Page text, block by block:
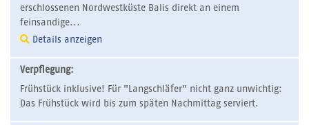
erschlossenen Nordwestküste Balis direkt an einem
feinsandige...
Details anzeigen
Verpflegung:
Frühstück inklusive! Für "Langschläfer" nicht ganz unwichtig:
Das Frühstück wird bis zum späten Nachmittag serviert.